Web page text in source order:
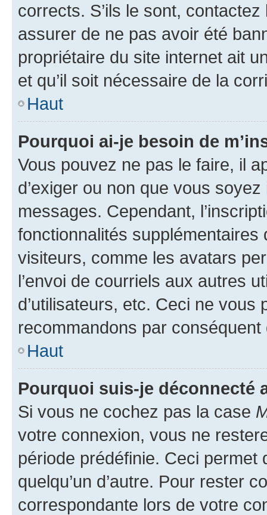
corrects. S’ils le sont,
assurer de ne pas avoir été
propriétaire du site internet ait
et qu’il soit nécessaire de la
Haut
Pourquoi ai-je besoin de
Vous pouvez ne pas le faire, il
d’exiger ou non que vous
messages. Cependant,
fonctionnalités
visiteurs, comme les avatars
l’envoi de courriels aux autres
d’utilisateurs, etc. Ceci ne vous
recommandons par conséquent
Haut
Pourquoi suis-je déconnecté
Si vous ne cochez pas la case
votre connexion, vous ne
période prédéfinie. Ceci permet
quelqu’un d’autre. Pour rester
correspondante lors de votre